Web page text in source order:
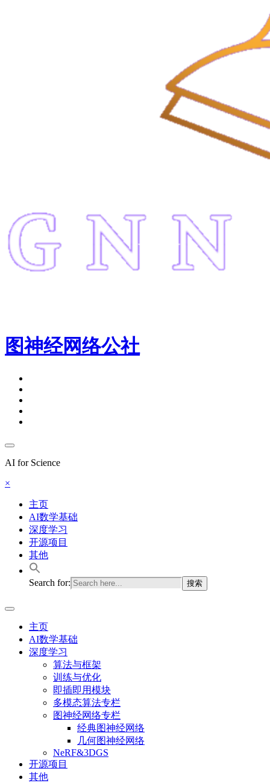
图神经网络公社
AI for Science
×
主页
AI数学基础
深度学习
开源项目
其他
Search for:
主页
AI数学基础
深度学习
算法与框架
训练与优化
即插即用模块
多模态算法专栏
图神经网络专栏
经典图神经网络
几何图神经网络
NeRF&3DGS
开源项目
其他